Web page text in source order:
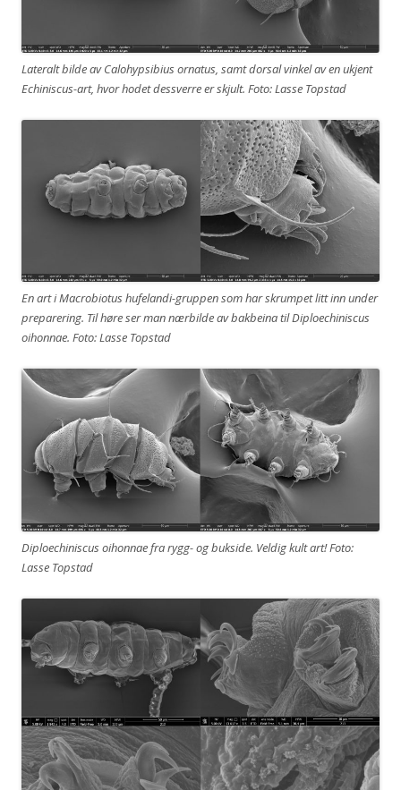
Lateralt bilde av Calohypsibius ornatus, samt dorsal vinkel av en ukjent
Echiniscus-art, hvor hodet dessverre er skjult. Foto: Lasse Topstad
En art i Macrobiotus hufelandi-gruppen som har skrumpet litt inn under
preparering. Til høre ser man nærbilde av bakbeina til Diploechiniscus
oihonnae. Foto: Lasse Topstad
Diploechiniscus oihonnae fra rygg- og bukside. Veldig kult art! Foto:
Lasse Topstad